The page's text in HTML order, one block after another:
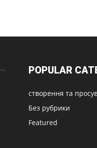
POPULAR
створення та
Без рубрики
Featured